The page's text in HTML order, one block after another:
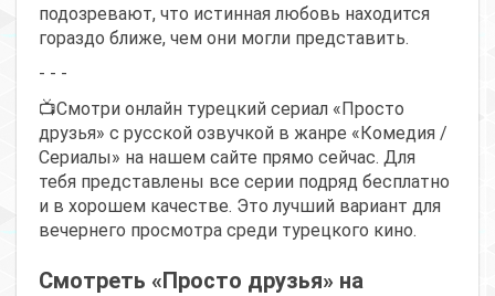
подозревают, что истинная любовь находится
гораздо ближе, чем они могли представить.
- - -
📺Смотри онлайн турецкий сериал «Просто
друзья» с русской озвучкой в жанре «Комедия /
Сериалы» на нашем сайте прямо сейчас. Для
тебя представлены все серии подряд бесплатно
и в хорошем качестве. Это лучший вариант для
вечернего просмотра среди турецкого кино.
Смотреть «Просто друзья» на